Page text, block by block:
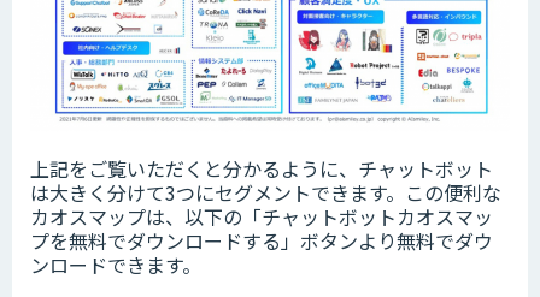
上記をご覧いただくと分かるように、チャットボット
は大きく分けて3つにセグメントできます。この便利な
カオスマップは、以下の「チャットボットカオスマッ
プを無料でダウンロードする」ボタンより無料でダウ
ンロードできます。